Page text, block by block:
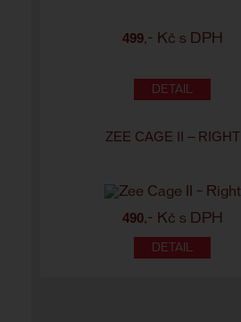
499,- Kč s DPH
ZEE CAGE II – RIGHT
490,- Kč s DPH